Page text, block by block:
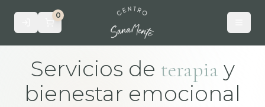
0
Servicios de terapia y
bienestar emocional